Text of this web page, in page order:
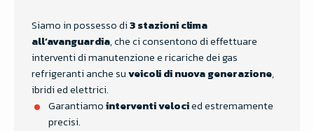
Siamo in possesso di3 stazioni clima
all’avanguardia, che ci consentono di effettuare
interventi di manutenzione e ricariche dei gas
refrigeranti anche suveicoli di nuova generazione,
ibridi ed elettrici.
Garantiamointerventi velocied estremamente
precisi.